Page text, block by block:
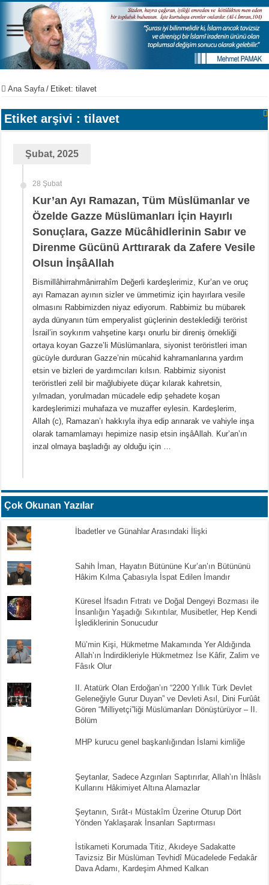
Ana Sayfa / Etiket:tilavet
Etiket arşivi :tilavet
Şubat, 2025
28 Şubat
Kur’an Ayı Ramazan, Tüm Müslümanlar ve
Özelde Gazze Müslümanları İçin Hayırlı
Sonuçlara, Gazze Mücâhidlerinin Sabır ve
Direnme Gücünü Arttırarak da Zafere Vesile
Olsun İnşâAllah
Bismillâhirrahmânirrahîm Değerli kardeşlerimiz, Kur’an ve oruç
ayı Ramazan ayının sizler ve ümmetimiz için hayırlara vesile
olmasını Rabbimizden niyaz ediyorum. Rabbimiz bu mübarek
ayda dünyanın tüm emperyalist güçlerinin desteklediği terörist
İsrail’in soykırım vahşetine karşı onurlu bir direniş örnekliği
ortaya koyan Gazze’li Müslümanlara, siyonist teröristleri iman
gücüyle durduran Gazze’nin mücahid kahramanlarına yardım
etsin ve bizleri de yardımcıları kılsın. Rabbimiz siyonist
teröristleri zelil bir mağlubiyete düçar kılarak kahretsin,
yılmadan, yorulmadan mücadele edip şehadete koşan
kardeşlerimizi muhafaza ve muzaffer eylesin. Kardeşlerim,
Allah (c), Ramazan’ı hakkıyla ihya edip arınarak ve vahiyle inşa
olarak tamamlamayı hepimize nasip etsin inşâAllah. Kur’an’ın
inzal olmaya başladığı ay olduğu için …
Çok Okunan Yazılar
İbadetler ve Günahlar Arasındaki İlişki
Sahih İman, Hayatın Bütününe Kur’an’ın Bütününü
Hâkim Kılma Çabasıyla İspat Edilen İmandır
Küresel İfsadın Fıtratı ve Doğal Dengeyi Bozması ile
İnsanlığın Yaşadığı Sıkıntılar, Musibetler, Hep Kendi
İşlediklerinin Sonucudur
Mü’min Kişi, Hükmetme Makamında Yer Aldığında
Allah’ın İndirdikleriyle Hükmetmez İse Kâfir, Zalim ve
Fâsık Olur
II. Atatürk Olan Erdoğan’ın “2200 Yıllık Türk Devlet
Geleneğiyle Gurur Duyan” ve Devleti Asıl, Dini Furûât
Gören “Milliyetçi”liği Müslümanları Dönüştürüyor – II.
Bölüm
MHP kurucu genel başkanlığından İslami kimliğe
Şeytanlar, Sadece Azgınları Saptırırlar, Allah’ın İhlâslı
Kullarını Hâkimiyet Altına Alamazlar
Şeytanın, Sırât-ı Müstakîm Üzerine Oturup Dört
Yönden Yaklaşarak İnsanları Saptırması
İstikameti Korumada Titiz, Akıdeye Sadakatte
Tavizsiz Bir Müslüman Tevhidî Mücadelede Fedakâr
Dava Adamı, Kardeşim Ahmed Kalkan